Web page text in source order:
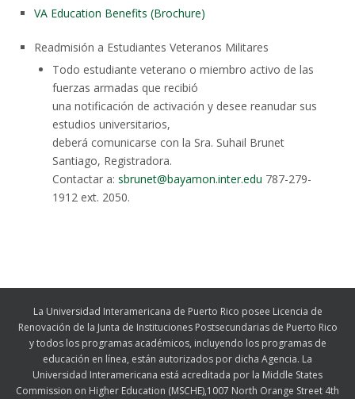
VA Education Benefits (Brochure)
Readmisión a Estudiantes Veteranos Militares
Todo estudiante veterano o miembro activo de las
fuerzas armadas que recibió
una notificación de activación y desee reanudar sus
estudios universitarios,
deberá comunicarse con la Sra. Suhail Brunet
Santiago, Registradora.
Contactar a: sbrunet@bayamon.inter.edu 787-279-
1912 ext. 2050.
La Universidad Interamericana de Puerto Rico posee Licencia de
Renovación de la Junta de Instituciones Postsecundarias de Puerto Rico
y todos los programas académicos, incluyendo los programas de
educación en línea, están autorizados por dicha Agencia. La
Universidad Interamericana está acreditada por la Middle States
Commission on Higher Education (MSCHE),1007 North Orange Street 4th